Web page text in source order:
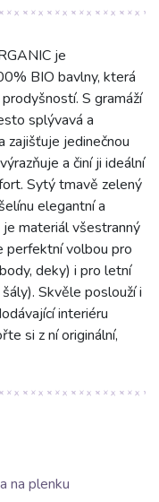
je
BIO bavlny, která
S gramáží
splývavá a
zajišťuje jedinečnou
a činí ji ideální
Sytý tmavě zelený
elegantní a
materiál všestranný
perfektní volbou pro
deky) i pro letní
Skvěle poslouží i
interiéru
si z ní originální,
na plenku